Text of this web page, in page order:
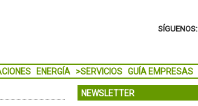
SÍGUENOS:
ENERGÍA >SERVICIOS GUÍA EMPRESAS
NEWSLETTER